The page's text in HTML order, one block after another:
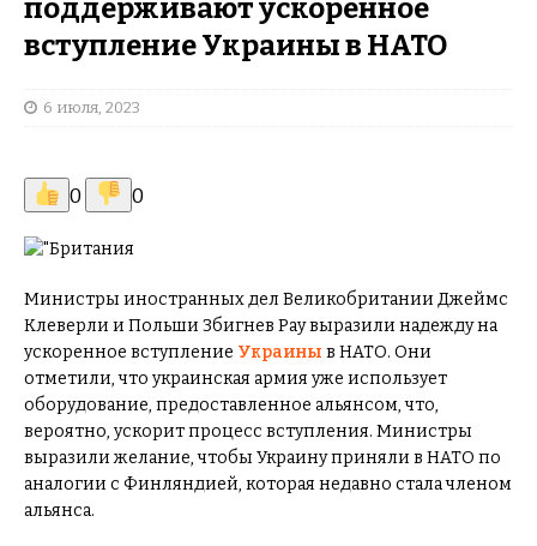
поддерживают ускоренное
вступление Украины в НАТО
6 июля, 2023
0 0
Министры иностранных дел Великобритании Джеймс
Клеверли и Польши Збигнев Рау выразили надежду на
ускоренное вступление Украины в НАТО. Они
отметили, что украинская армия уже использует
оборудование, предоставленное альянсом, что,
вероятно, ускорит процесс вступления. Министры
выразили желание, чтобы Украину приняли в НАТО по
аналогии с Финляндией, которая недавно стала членом
альянса.